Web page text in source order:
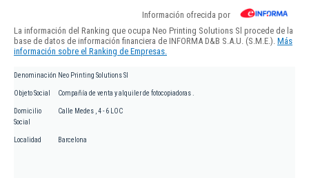
Información ofrecida por
La información del Ranking que ocupa Neo Printing Solutions Sl procede de la
base de datos de información financiera de INFORMA D&B S.A.U. (S.M.E.). Más
información sobre el Ranking de Empresas.
Denominación Neo Printing Solutions Sl
Objeto Social Compañía de venta y alquiler de fotocopiadoras .
Domicilio
Social
Calle Medes , 4 - 6 LOC
Localidad Barcelona